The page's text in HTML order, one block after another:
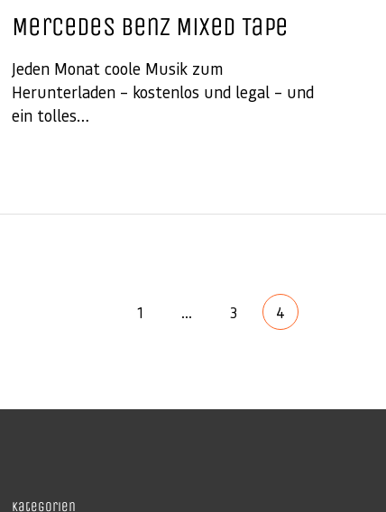
Mercedes Benz Mixed Tape
Jeden Monat coole Musik zum
Herunterladen – kostenlos und legal – und
ein tolles…
1 … 3 4
Kategorien